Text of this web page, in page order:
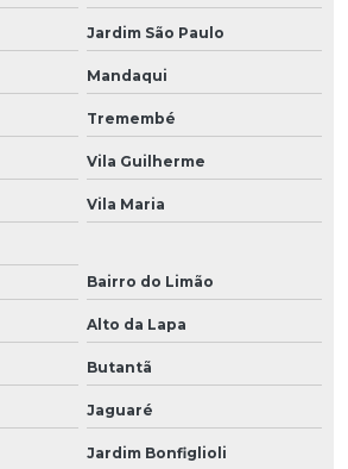
Jardim São Paulo
Mandaqui
Tremembé
Vila Guilherme
Vila Maria
Bairro do Limão
Alto da Lapa
Butantã
Jaguaré
Jardim Bonfiglioli